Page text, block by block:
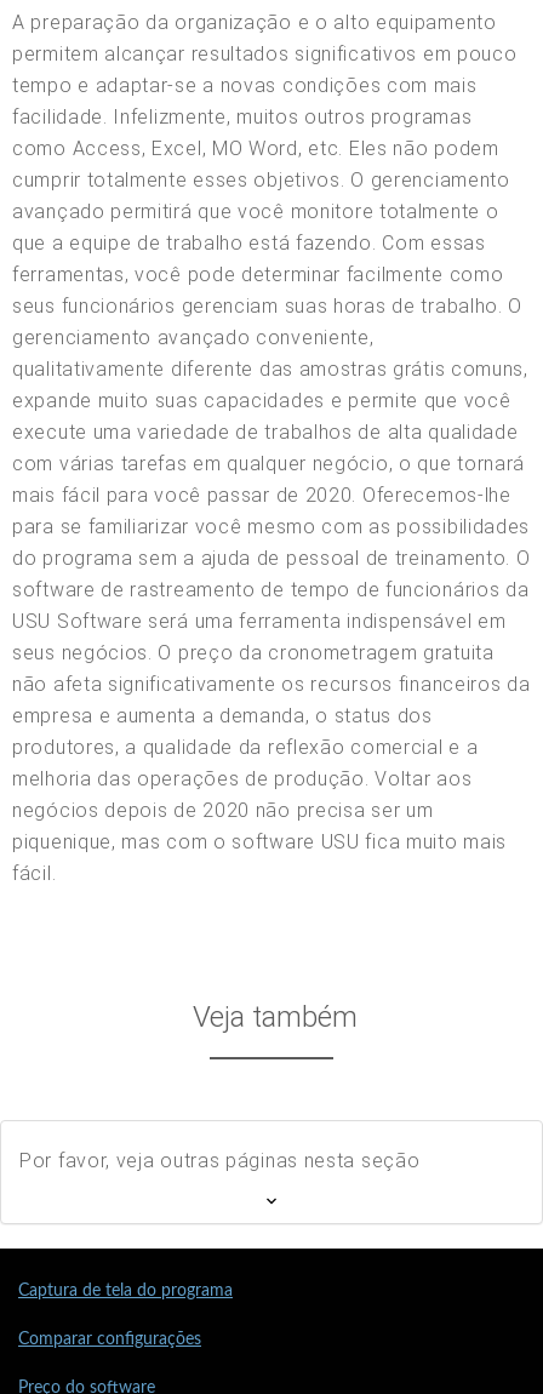
A preparação da organização e o alto equipamento
permitem alcançar resultados significativos em pouco
tempo e adaptar-se a novas condições com mais
facilidade. Infelizmente, muitos outros programas
como Access, Excel, MO Word, etc. Eles não podem
cumprir totalmente esses objetivos. O gerenciamento
avançado permitirá que você monitore totalmente o
que a equipe de trabalho está fazendo. Com essas
ferramentas, você pode determinar facilmente como
seus funcionários gerenciam suas horas de trabalho. O
gerenciamento avançado conveniente,
qualitativamente diferente das amostras grátis comuns,
expande muito suas capacidades e permite que você
execute uma variedade de trabalhos de alta qualidade
com várias tarefas em qualquer negócio, o que tornará
mais fácil para você passar de 2020. Oferecemos-lhe
para se familiarizar você mesmo com as possibilidades
do programa sem a ajuda de pessoal de treinamento. O
software de rastreamento de tempo de funcionários da
USU Software será uma ferramenta indispensável em
seus negócios. O preço da cronometragem gratuita
não afeta significativamente os recursos financeiros da
empresa e aumenta a demanda, o status dos
produtores, a qualidade da reflexão comercial e a
melhoria das operações de produção. Voltar aos
negócios depois de 2020 não precisa ser um
piquenique, mas com o software USU fica muito mais
fácil.
Veja também
Por favor, veja outras páginas nesta seção
Captura de tela do programa
Comparar configurações
Preço do software